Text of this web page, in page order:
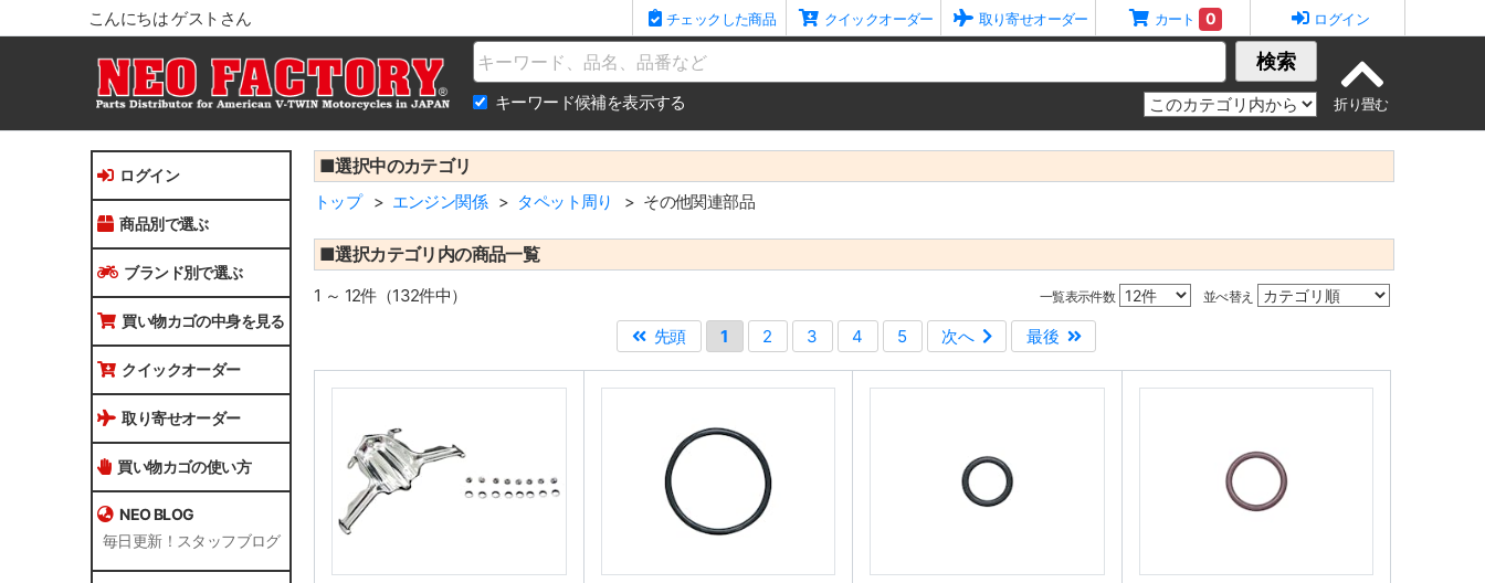
こんにちは ゲストさん チェックした商品 クイックオーダー 取り寄せオーダー カート 0 ログイン
Name 検索
キーワード候補を表示する
ログイン
商品別で選ぶ
ブランド別で選ぶ
買い物カゴの中身を見る
クイックオーダー
取り寄せオーダー
買い物カゴの使い方
NEO BLOG
毎日更新！スタッフブログ
■選択中のカテゴリ
トップ エンジン関係 タペット周り その他関連部品
■選択カテゴリ内の商品一覧
一覧表示件数 並べ替え
1 ～ 12件（132件中）
先頭
1 2 3 4 5 次へ 最後